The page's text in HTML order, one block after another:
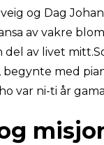
og Dag
av vakre
del av livet
begynte med
var ni-ti år